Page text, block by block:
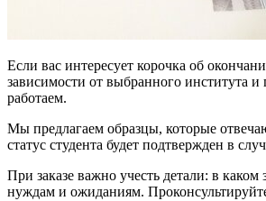
Если вас интересует корочка об
зависимости от выбранного института
работаем.
Мы предлагаем образцы, которые
статус студента будет подтвержден в
При заказе важно учесть детали: в
нуждам и ожиданиям.